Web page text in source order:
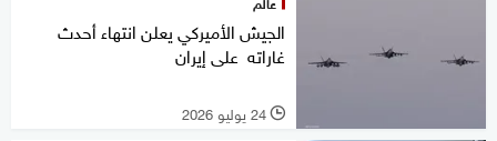
الجيش الأميركي يعلن انتهاء أحدث
غاراته على إيران
l 24 يوليو 2026